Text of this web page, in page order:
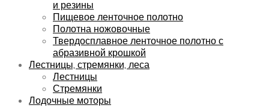
и резины
Пищевое ленточное полотно
Полотна ножовочные
Твердосплавное ленточное полотно с
абразивной крошкой
Лестницы, стремянки, леса
Лестницы
Стремянки
Лодочные моторы